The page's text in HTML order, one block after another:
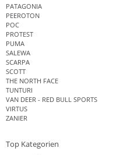
PATAGONIA
PEEROTON
POC
PROTEST
PUMA
SALEWA
SCARPA
SCOTT
THE NORTH FACE
TUNTURI
VAN DEER - RED BULL SPORTS
VIRTUS
ZANIER
Top Kategorien